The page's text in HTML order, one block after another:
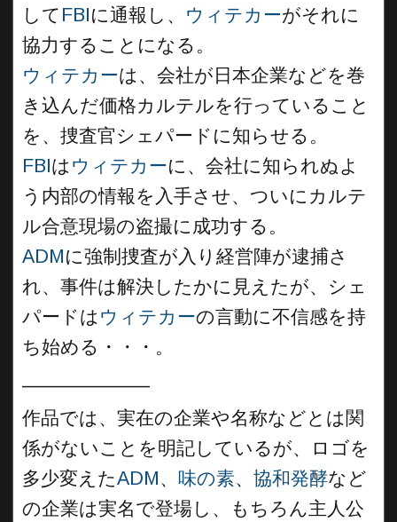
して FBIに通報し、 ウィテカーがそれに
協力することになる。
ウィテカーは、会社が日本企業などを巻
き込んだ価格カルテルを行っていること
を、捜査官シェパードに知らせる。
FBIはウィテカーに、会社に知られぬよ
う内部の情報を入手させ、ついにカルテ
ル合意現場の盗撮に成功する。
ADMに強制捜査が入り経営陣が逮捕さ
れ、事件は解決したかに見えたが、シェ
パードはウィテカーの言動に不信感を持
ち始める・・・。
作品では、実在の企業や名称などとは関
係がないことを明記しているが、ロゴを
多少変えたADM、 味の素、 協和発酵など
の企業は実名で登場し、もちろん主人公